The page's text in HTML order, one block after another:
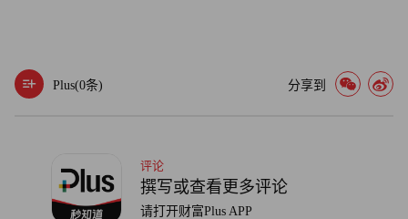
在钱洪金看来，变压器的根本是工匠精神，从变压器结构和
功能设计，到材料的选用，再到制作过程中的细节，都需要
Plus(0条) 分享到
评论
撰写或查看更多评论
请打开财富Plus APP